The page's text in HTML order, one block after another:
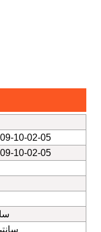
10-02-05
10-02-05
12*12